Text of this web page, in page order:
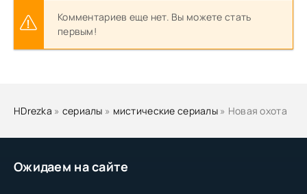
Ожидаем на сайте
Комментариев еще нет. Вы можете стать
первым!
HDrezka » сериалы » мистические сериалы» Новая охота